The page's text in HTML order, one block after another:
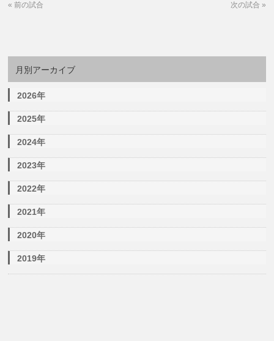
«前の試合 次の試合 »
月別アーカイブ
2026年
2025年
2024年
2023年
2022年
2021年
2020年
2019年